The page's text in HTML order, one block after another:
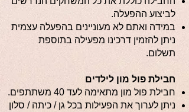
לביצוע ההפעלה.
במידה ואתם לא מעוניינים בהפעלה עצמית
ניתן להזמין דרכינו מפעילה בתוספת
תשלום.
חבילת פול מון לילדים
חבילת פול מון מתאימה לעד 40 משתתפים.
ניתן לערוך את הפעילות בכל גן / כיתה / סלון